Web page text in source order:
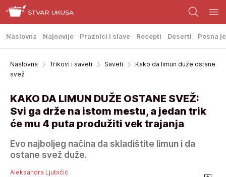
Naslovna Najnovije Praznici i slave Recepti Deserti Posna
Naslovna Trikovi i saveti Saveti
Kako da limun duže ostane
svež
KAKO DA LIMUN DUŽE OSTANE SVEŽ:
Svi ga drže na istom mestu, a jedan trik
će mu 4 puta produžiti vek trajanja
Evo najboljeg načina da skladištite limun i da
ostane svež duže.
Aleksandra Ljubičić